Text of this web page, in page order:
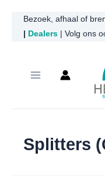
naar
inhoud
Bezoek, afhaal of
Dealers | Volg ons
Splitters